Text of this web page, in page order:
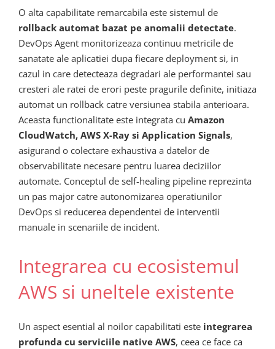
O alta capabilitate remarcabila este sistemul de
rollback automat bazat pe anomalii detectate.
DevOps Agent monitorizeaza continuu metricile de
sanatate ale aplicatiei dupa fiecare deployment si, in
cazul in care detecteaza degradari ale performantei sau
cresteri ale ratei de erori peste pragurile definite, initiaza
automat un rollback catre versiunea stabila anterioara.
Aceasta functionalitate este integrata cu Amazon
CloudWatch, AWS X-Ray si Application Signals,
asigurand o colectare exhaustiva a datelor de
observabilitate necesare pentru luarea deciziilor
automate. Conceptul de self-healing pipeline reprezinta
un pas major catre autonomizarea operatiunilor
DevOps si reducerea dependentei de interventii
manuale in scenariile de incident.
Integrarea cu ecosistemul
AWS si uneltele existente
Un aspect esential al noilor capabilitati este integrarea
profunda cu serviciile native AWS, ceea ce face ca